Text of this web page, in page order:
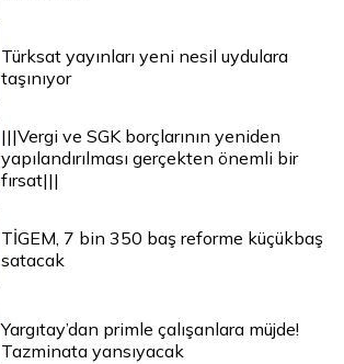
Türksat yayınları yeni nesil uydulara
taşınıyor
|||Vergi ve SGK borçlarının yeniden
yapılandırılması gerçekten önemli bir
fırsat|||
TİGEM, 7 bin 350 baş reforme küçükbaş
satacak
Yargıtay’dan primle çalışanlara müjde!
Tazminata yansıyacak